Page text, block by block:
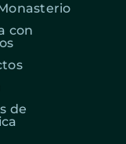
con
de